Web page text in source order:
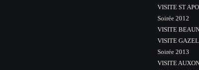
VISITE ST
Soirée 2012
VISITE
VISITE
Soirée 2013
VISITE